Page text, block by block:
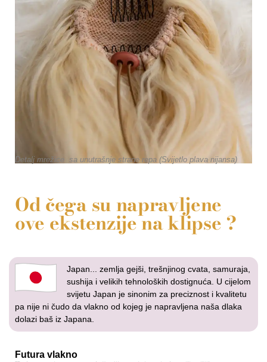
Detalj mrežice sa unutrašnje strane repa (Svijetlo plava nijansa)
Od čega su napravljene
ove ekstenzije na klipse ?
Japan... zemlja gejši, trešnjinog cvata, samuraja,
sushija i velikih tehnoloških dostignuća. U cijelom
svijetu Japan je sinonim za preciznost i kvalitetu
pa nije ni čudo da vlakno od kojeg je napravljena naša dlaka
dolazi baš iz Japana.
Futura vlakno